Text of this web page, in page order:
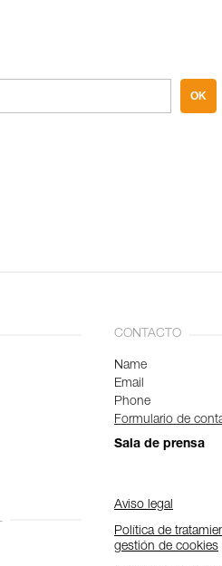
OK
CONTACTO
Name
Email
Phone
Formulario de
Sala de prensa
Aviso legal
Política de
gestión de cookies